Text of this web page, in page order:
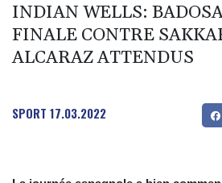
Angleterre: le milieu brésilien Bruno
Tour de France: la lauréate sortante
abandonne avant la 8e étape
INDIAN WELLS:
FINALE CONTRE
ALCARAZ ATTENDUS
SPORT 17.03.2022